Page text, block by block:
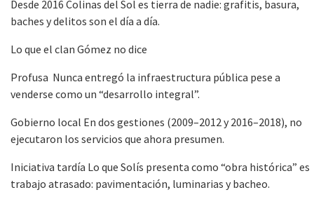
Desde 2016 Colinas del Sol es tierra de nadie: grafitis, basura,
baches y delitos son el día a día.
Lo que el clan Gómez no dice
Profusa Nunca entregó la infraestructura pública pese a
venderse como un “desarrollo integral”.
Gobierno local En dos gestiones (2009–2012 y 2016–2018), no
ejecutaron los servicios que ahora presumen.
Iniciativa tardía Lo que Solís presenta como “obra histórica” es
trabajo atrasado: pavimentación, luminarias y bacheo.